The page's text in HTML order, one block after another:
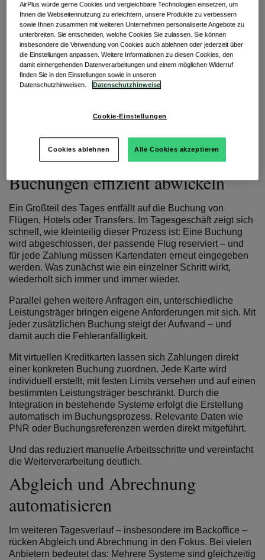
entscheidet sich im Travel Trade hinter den Kulissen –
dort, wo zahlreiche Leistungsträger und
Reiseveranstalter, unterschiedliche
Zahlungsanforderungen und immer neue
Buchungskanäle aufeinandertreffen. Gerade
Zahlungsprozesse werden dabei schnell zur
Herausforderung – geprägt von fragmentierten Daten,
verschiedenen Abläufen und vielen manuellen
einer Reiseagentur zeigt, wo die Herausforderungen
liegen und welches Potenzial moderne
Zahlungsprozesse bieten.
Buchungen effizient abwickeln
Ein Großteil des Tages entfällt auf die Buchung von
Flügen, Hotels oder Transfers. Im Tagesgeschäft zeigt sich
schnell, wie kleinteilig dieser Prozess ist: Eine Buchung
wird abgeschlossen, der passende Flug reserviert – und
für jede Zahlung müssen Kartendaten erneut eingegeben
werden. Was zunächst wie ein einzelner Schritt wirkt,
wiederholt sich immer und immer wieder.
Parallel gehen weitere Anfragen ein, unterschiedliche
Leistungsträger bringen eigene Anforderungen mit sich. Mit
jeder zusätzlichen Buchung steigt der Aufwand – und
damit auch die Fehleranfälligkeit.
Mit virtuellen Kreditkarten lassen sich Zahlungen direkt
einer konkreten Buchung zuordnen. Jede Karte wird
individuell erstellt, mit festen Limits versehen und auf einen
bestimmten Leistungsträger beschränkt. Durch die
Integration in bestehende Systeme erfolgt die Erstellung
automatisch im Buchungsprozess. Relevante Daten wie
PNR oder Buchungsreferenzen werden direkt mitgeführt.
Und das reduziert manuelle Arbeitsschritte und vereinfacht
die Weiterverarbeitung deutlich.
Abgleich und Abrechnung
automatisieren
Im weiteren Tagesverlauf – insbesondere im Backoffice –
rücken Abgleich und Abrechnung in den Fokus. Bei vielen
Anbietern bedeutet das: Mehrere Systeme sind gleichzeitig
AirPlus würde gerne Cookies und vergleichbare Technologien einsetzen, um
Ihnen die Webseitennutzung zu erleichtern, unsere Produkte zu verbessern
sowie Ihnen zusammen mit weiteren Unternehmen personaliserte Angebote zu
unterbreiten. Sie entscheiden, welche Cookies Sie zulassen. Sie können
insbesondere die Verwendung von Cookies auch ablehnen oder jederzeit über
die Einstellungen anpassen. Weitere Informationen zu diesen Cookies, den
damit einhergehenden Datenverarbeitungen und einem möglichen Widerruf
finden Sie in den Einstellungen sowie in unseren
Datenschutzhinweisen.
Datenschutzhinweise
Cookie-Einstellungen
Cookies ablehnen Alle Cookies akzeptieren